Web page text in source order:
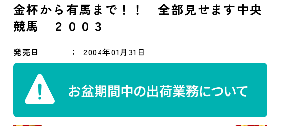
金杯から有馬まで！！ 全部見せます中央
競馬 ２００３
発売日 2004年01月31日